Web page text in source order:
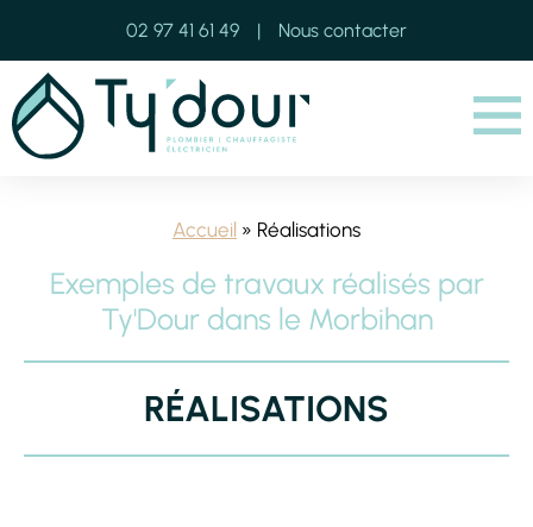
02 97 41 61 49 Nous contacter
Accueil » Réalisations
RÉALISATIONS
Exemples de travaux réalisés par
Ty'Dour dans le Morbihan